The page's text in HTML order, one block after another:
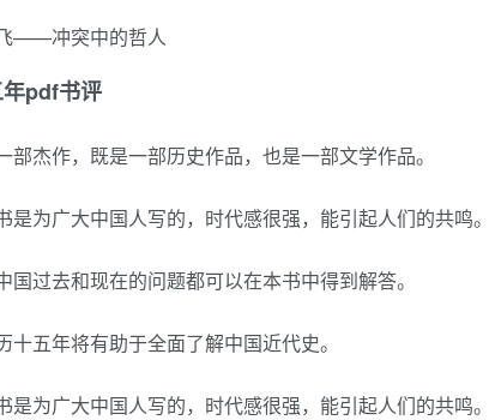
——冲突中的哲人
pdf书评
部杰作，既是一部历史作品，也是一部文学作品。
是为广大中国人写的，时代感很强，能引起人们的共鸣。
国过去和现在的问题都可以在本书中得到解答。
十五年将有助于全面了解中国近代史。
是为广大中国人写的，时代感很强，能引起人们的共鸣。